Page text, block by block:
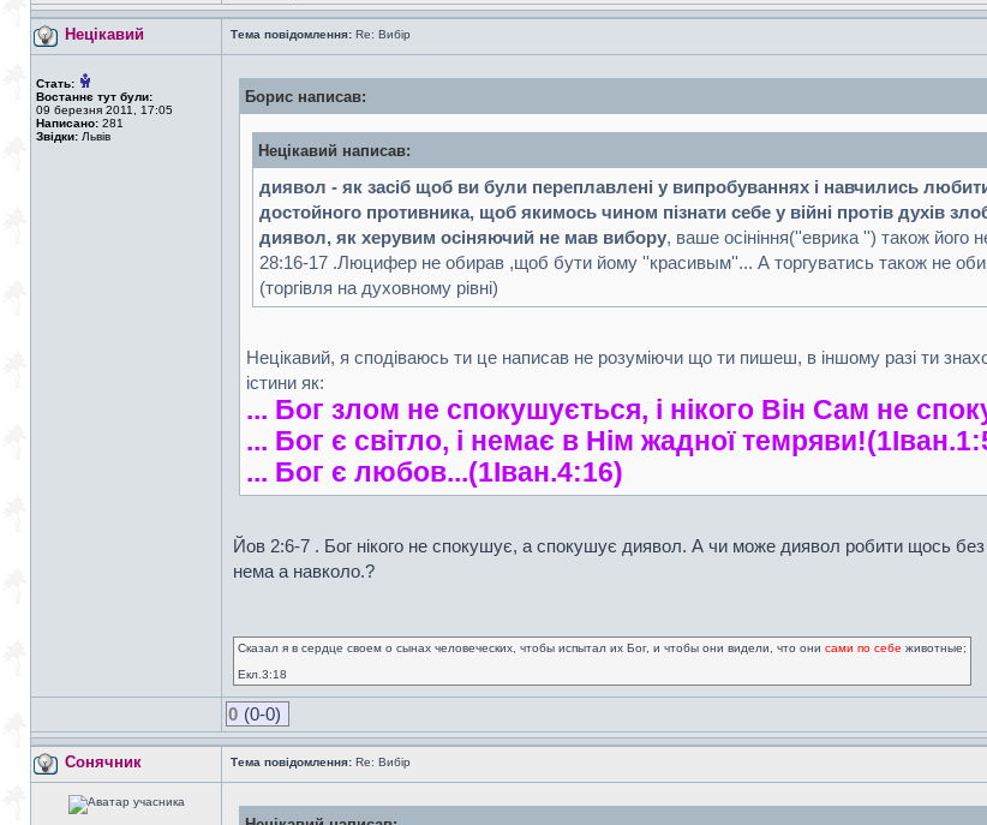
Нецікавий Тема повідомлення: Re: Вибір
Стать:
Востаннє тут були:
09 березня 2011, 17:05
Написано: 281
Звідки: Львів
Борис написав:
Нецікавий написав:
диявол - як засіб щоб ви були переплавлені у випробуваннях і навчились
достойного противника, щоб якимось чином пізнати себе у війні протів духів
диявол, як херувим осіняючий не мав вибору, ваше осініння(''еврика '') також
28:16-17 .Люцифер не обирав ,щоб бути йому ''красивым''... А торгуватись також не
(торгівля на духовному рівні)
Нецікавий, я сподіваюсь ти це написав не розуміючи що ти пишеш, в іншому разі ти
істини як:
... Бог злом не спокушується, і нікого Він Сам не
... Бог є світло, і немає в Нім жадної
... Бог є любов...(1Iван.4:16)
Йов 2:6-7 . Бог нікого не спокушує, а спокушує диявол. А чи може диявол робити щось
нема а навколо.?
Сказал я в сердце своем о сынах человеческих, чтобы испытал их Бог, и чтобы они видели, что они сами по себе животные;
Екл.3:18
0 (0-0)
Сонячник Тема повідомлення: Re: Вибір